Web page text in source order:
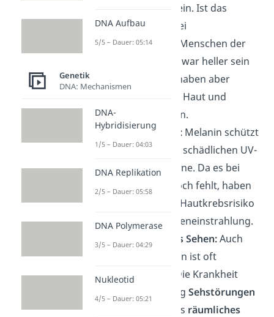
komplett weiß sein. Ist das
beispielsweise bei
dunkelhäutigen Menschen der
Fall, können sie zwar heller sein
als ihre Familie, haben aber
dennoch braune Haut und
hellbraune Augen.
Hautkrebsrisiko: Melanin schützt
die Haut vor den schädlichen UV-
Strahlen der Sonne. Da es bei
Betroffenen jedoch fehlt, haben
sie ein erhöhtes Hautkrebsrisiko
bei starker Sonneneinstrahlung.
Beeinträchtigtes Sehen:Auch
das Sehvermögen ist oft
eingeschränkt. Die Krankheit
verursacht häufigSehstörungen
und ein gestörtes räumliches
DNA Aufbau
5/5 – Dauer: 05:14
Genetik
DNA: Mechanismen
DNA-
Hybridisierung
1/5 – Dauer: 04:03
DNA Replikation
2/5 – Dauer: 05:58
DNA Polymerase
3/5 – Dauer: 04:29
Nukleotid
4/5 – Dauer: 05:21